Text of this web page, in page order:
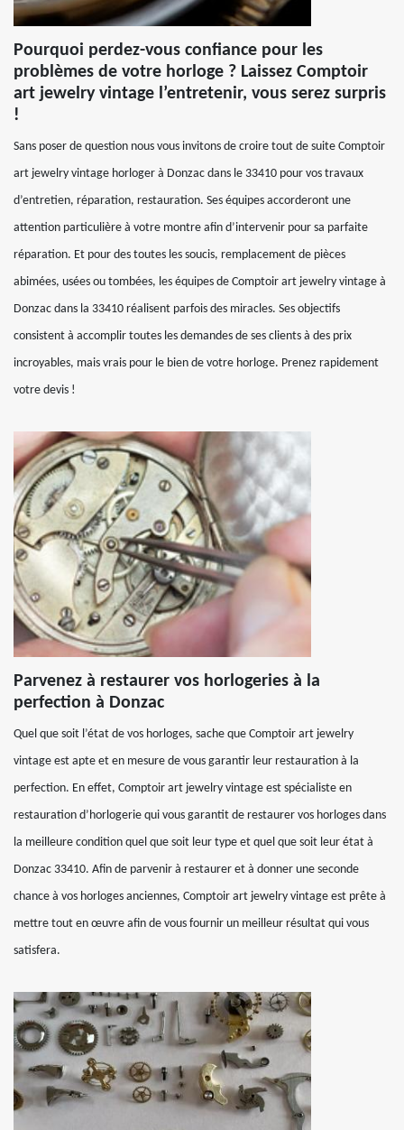
Pourquoi perdez-vous confiance pour les
problèmes de votre horloge ? Laissez Comptoir
art jewelry vintage l’entretenir, vous serez surpris
!
Sans poser de question nous vous invitons de croire tout de suite Comptoir
art jewelry vintage horloger à Donzac dans le 33410 pour vos travaux
d’entretien, réparation, restauration. Ses équipes accorderont une
attention particulière à votre montre afin d’intervenir pour sa parfaite
réparation. Et pour des toutes les soucis, remplacement de pièces
abimées, usées ou tombées, les équipes de Comptoir art jewelry vintage à
Donzac dans la 33410 réalisent parfois des miracles. Ses objectifs
consistent à accomplir toutes les demandes de ses clients à des prix
incroyables, mais vrais pour le bien de votre horloge. Prenez rapidement
votre devis !
Parvenez à restaurer vos horlogeries à la
perfection à Donzac
Quel que soit l’état de vos horloges, sache que Comptoir art jewelry
vintage est apte et en mesure de vous garantir leur restauration à la
perfection. En effet, Comptoir art jewelry vintage est spécialiste en
restauration d’horlogerie qui vous garantit de restaurer vos horloges dans
la meilleure condition quel que soit leur type et quel que soit leur état à
Donzac 33410. Afin de parvenir à restaurer et à donner une seconde
chance à vos horloges anciennes, Comptoir art jewelry vintage est prête à
mettre tout en œuvre afin de vous fournir un meilleur résultat qui vous
satisfera.